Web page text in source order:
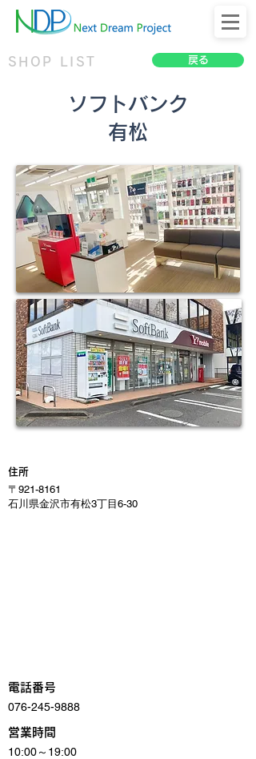
SHOP LIST 戻る
ソフトバンク
有松
住所
〒921-8161
石川県金沢市有松3丁目6-30
電話番号
076-245-9888
営業時間
10:00～19:00